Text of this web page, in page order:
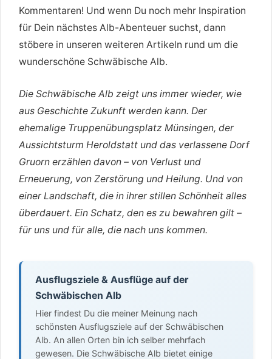
Kommentaren! Und wenn Du noch mehr Inspiration
für Dein nächstes Alb-Abenteuer suchst, dann
stöbere in unseren weiteren Artikeln rund um die
wunderschöne Schwäbische Alb.
Die Schwäbische Alb zeigt uns immer wieder, wie
aus Geschichte Zukunft werden kann. Der
ehemalige Truppenübungsplatz Münsingen, der
Aussichtsturm Heroldstatt und das verlassene Dorf
Gruorn erzählen davon – von Verlust und
Erneuerung, von Zerstörung und Heilung. Und von
einer Landschaft, die in ihrer stillen Schönheit alles
überdauert. Ein Schatz, den es zu bewahren gilt –
für uns und für alle, die nach uns kommen.
Ausflugsziele & Ausflüge auf der
Schwäbischen Alb
Hier findest Du die meiner Meinung nach
schönsten Ausflugsziele auf der Schwäbischen
Alb. An allen Orten bin ich selber mehrfach
gewesen. Die Schwäbische Alb bietet einige